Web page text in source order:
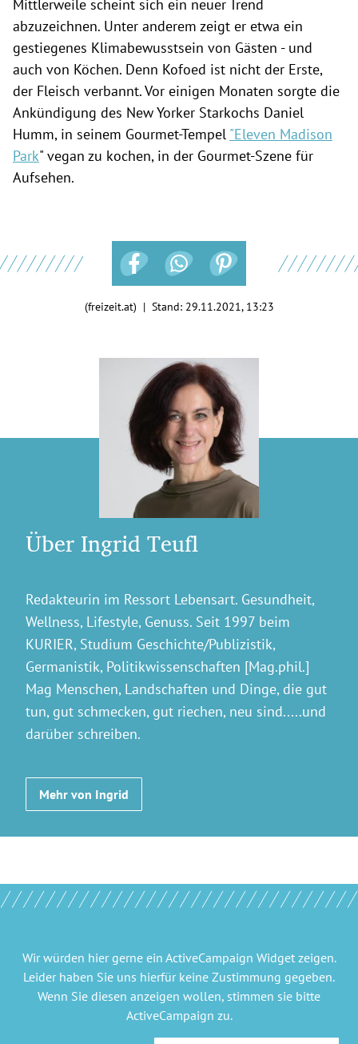
Mittlerweile scheint sich ein neuer Trend
abzuzeichnen. Unter anderem zeigt er etwa ein
gestiegenes Klimabewusstsein von Gästen - und
auch von Köchen. Denn Kofoed ist nicht der Erste,
der Fleisch verbannt. Vor einigen Monaten sorgte die
Ankündigung des New Yorker Starkochs Daniel
Humm, in seinem Gourmet-Tempel "Eleven Madison
Park" vegan zu kochen, in der Gourmet-Szene für
Aufsehen.
(freizeit.at) | Stand: 29.11.2021, 13:23
Über Ingrid Teufl
Redakteurin im Ressort Lebensart. Gesundheit,
Wellness, Lifestyle, Genuss. Seit 1997 beim
KURIER, Studium Geschichte/Publizistik,
Germanistik, Politikwissenschaften [Mag.phil.]
Mag Menschen, Landschaften und Dinge, die gut
tun, gut schmecken, gut riechen, neu sind.....und
darüber schreiben.
Mehr von Ingrid
Wir würden hier gerne ein ActiveCampaign Widgetzeigen.
Leider haben Sie uns hierfür keine Zustimmung gegeben.
Wenn Sie diesen anzeigen wollen, stimmen sie bitte
ActiveCampaign zu.